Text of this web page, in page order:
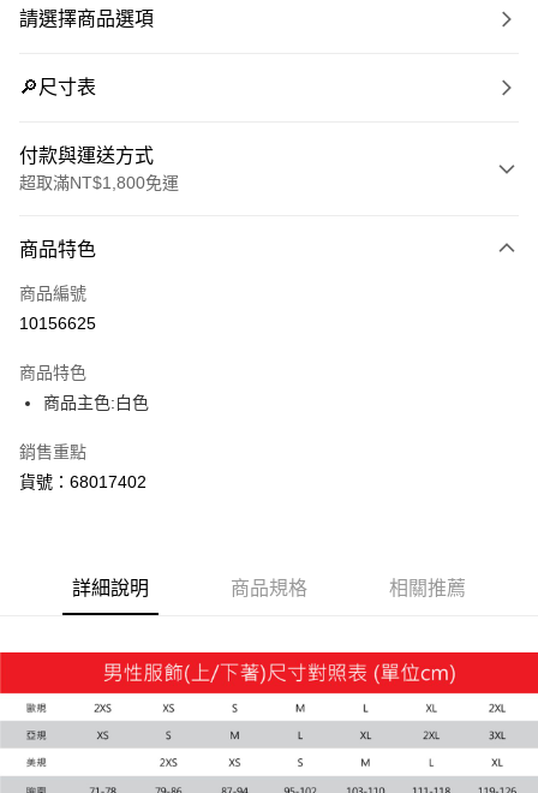
請選擇商品選項
🔎尺寸表
付款與運送方式
超取滿NT$1,800免運
信用卡一次付款
LINE Pay
街口支付
悠遊付
Google Pay
運送方式
每筆NT$100，滿NT$1,800(含以上)免運費
付款後7-11取貨
每筆NT$100，滿NT$1,800(含以上)免運費
宅配(離島恕不配送)
商品特色
商品編號
10156625
商品特色
商品主色:白色
銷售重點
貨號：68017402
詳細說明 商品規格 相關推薦